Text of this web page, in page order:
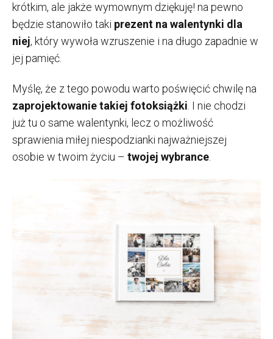
krótkim, ale jakże wymownym dziękuję! na pewno
będzie stanowiło taki prezent na walentynki dla
niej, który wywoła wzruszenie i na długo zapadnie w
jej pamięć.
Myślę, że z tego powodu warto poświęcić chwilę na
zaprojektowanie takiej fotoksiążki . I nie chodzi
już tu o same walentynki, lecz o możliwość
sprawienia miłej niespodzianki najważniejszej
osobie w twoim życiu – twojej wybrance